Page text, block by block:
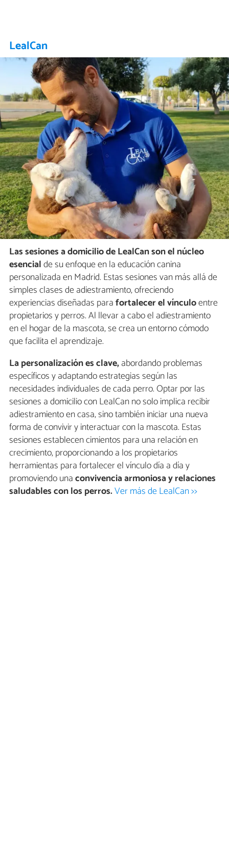
LealCan
Las sesiones a domicilio de LealCan son el núcleo
esencialde su enfoque en la educación canina
personalizada en Madrid. Estas sesiones van más allá de
simples clases de adiestramiento, ofreciendo
experiencias diseñadas parafortalecer el vínculoentre
propietarios y perros. Al llevar a cabo el adiestramiento
en el hogar de la mascota, se crea un entorno cómodo
que facilita el aprendizaje.
La personalización es clave,abordando problemas
específicos y adaptando estrategias según las
necesidades individuales de cada perro. Optar por las
sesiones a domicilio con LealCan no solo implica recibir
adiestramiento en casa, sino también iniciar una nueva
forma de convivir y interactuar con la mascota. Estas
sesiones establecen cimientos para una relación en
crecimiento, proporcionando a los propietarios
herramientas para fortalecer el vínculo día a día y
promoviendo unaconvivencia armoniosa y relaciones
saludables con los perros.Ver más de LealCan >>